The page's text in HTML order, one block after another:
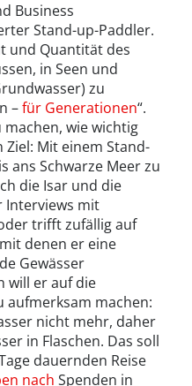
Business
Stand-up-Paddler.
und Quantität des
in Seen und
zu
–für Generationen“.
wie wichtig
Ziel: Mit einem Stand-
ans Schwarze Meer zu
die Isar und die
Interviews mit
trifft zufällig auf
denen er eine
Gewässer
will er auf die
aufmerksam machen:
nicht mehr, daher
in Flaschen. Das soll
dauernden Reise
nach Spenden in